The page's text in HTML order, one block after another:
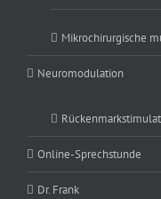
Mikrochirurgische
Neuromodulation
Online-Sprechstunde
Dr. Frank